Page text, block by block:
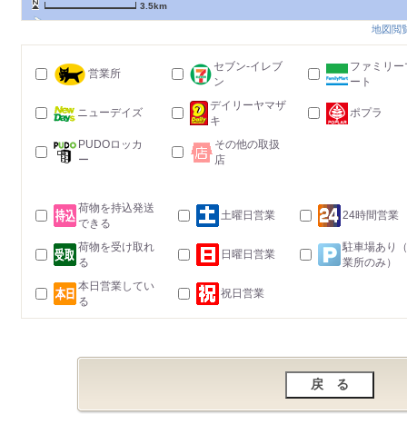
3.5km
地図閲
営業所
セブン-イレブ
ン
ファミリー
ート
ニューデイズ
デイリーヤマザ
キ
ポプラ
PUDOロッカ
ー
その他の取扱
店
荷物を持込発送
できる
土曜日営業 24時間営業
荷物を受け取れ
る
日曜日営業
駐車場あり
業所のみ）
本日営業してい
る
祝日営業